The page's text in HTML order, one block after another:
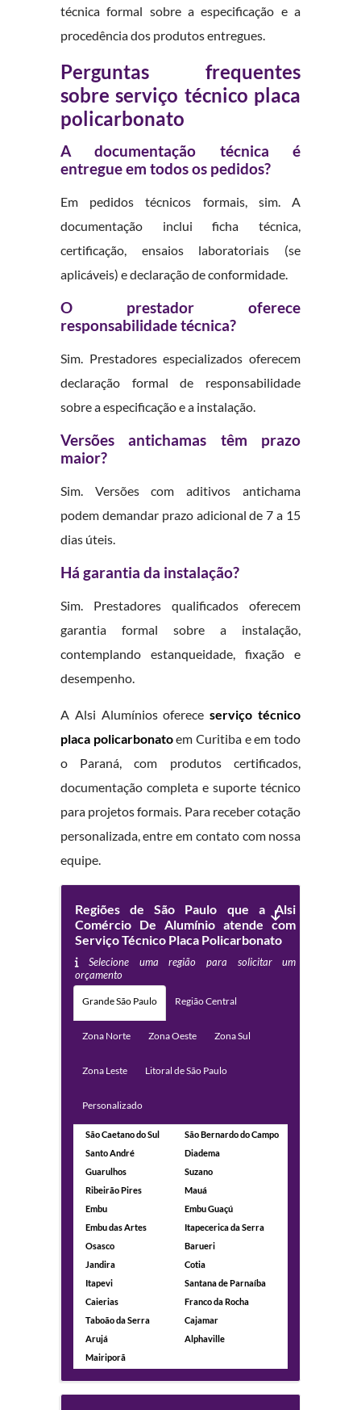
técnica formal sobre a especificação e a
procedência dos produtos entregues.
Perguntas frequentes
sobre serviço técnico placa
policarbonato
A documentação técnica é
entregue em todos os pedidos?
Em pedidos técnicos formais, sim. A
documentação inclui ficha técnica,
certificação, ensaios laboratoriais (se
aplicáveis) e declaração de conformidade.
O prestador oferece
responsabilidade técnica?
Sim. Prestadores especializados oferecem
declaração formal de responsabilidade
sobre a especificação e a instalação.
Versões antichamas têm prazo
maior?
Sim. Versões com aditivos antichama
podem demandar prazo adicional de 7 a 15
dias úteis.
Há garantia da instalação?
Sim. Prestadores qualificados oferecem
garantia formal sobre a instalação,
contemplando estanqueidade, fixação e
desempenho.
A Alsi Alumínios ofereceserviço técnico
placa policarbonatoem Curitiba e em todo
o Paraná, com produtos certificados,
documentação completa e suporte técnico
para projetos formais. Para receber cotação
personalizada, entre em contato com nossa
equipe.
Regiões de São Paulo que a Alsi
Comércio De Alumínio atende com
Serviço Técnico Placa Policarbonato
Selecione uma região para solicitar um
orçamento
Grande São Paulo Região Central
Zona Norte Zona Oeste Zona Sul
Zona Leste Litoral de São Paulo
Personalizado
São Caetano do Sul
São Bernardo do Campo
Santo André
Diadema
Guarulhos
Suzano
Ribeirão Pires
Mauá
Embu
Embu Guaçú
Embu das Artes
Itapecerica da Serra
Osasco
Barueri
Jandira
Cotia
Itapevi
Santana de Parnaíba
Caierias
Franco da Rocha
Taboão da Serra
Cajamar
Arujá
Alphaville
Mairiporã